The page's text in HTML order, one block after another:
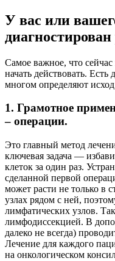
У вас или
Самое важное, что
начать действовать.
многом определяют
1. Грамотное
– операции.
Это главный метод
ключевая задача —
клеток за один раз.
сделанной первой
может расти не только в
узлах рядом с ней,
лимфатических узлов.
лимфодиссекцией. В
далеко не всегда)
Лечение для каждого
на онкологическом